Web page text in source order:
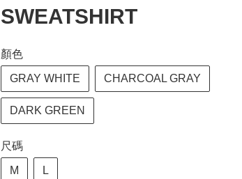
SWEATSHIRT
顏色
GRAY WHITE CHARCOAL GRAY
DARK GREEN
尺碼
M L